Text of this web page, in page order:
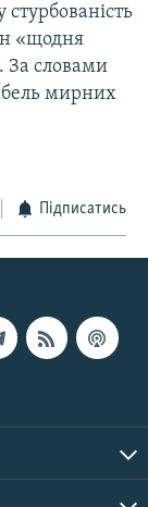
«щодня
За словами
мирних
Підписатись